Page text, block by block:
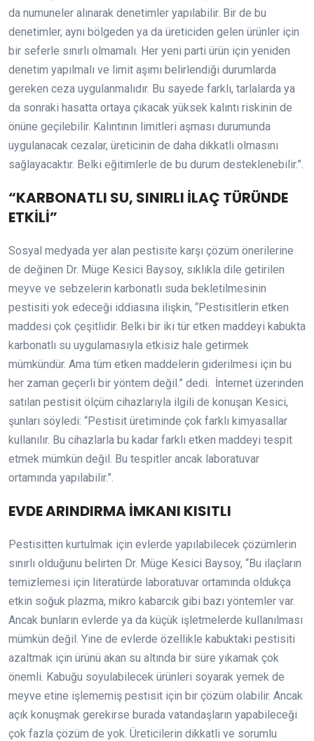
da numuneler alınarak denetimler yapılabilir. Bir de bu
denetimler, aynı bölgeden ya da üreticiden gelen ürünler için
bir seferle sınırlı olmamalı. Her yeni parti ürün için yeniden
denetim yapılmalı ve limit aşımı belirlendiği durumlarda
gereken ceza uygulanmalıdır. Bu sayede farklı, tarlalarda ya
da sonraki hasatta ortaya çıkacak yüksek kalıntı riskinin de
önüne geçilebilir. Kalıntının limitleri aşması durumunda
uygulanacak cezalar, üreticinin de daha dikkatli olmasını
sağlayacaktır. Belki eğitimlerle de bu durum desteklenebilir.”.
“KARBONATLI SU, SINIRLI İLAÇ TÜRÜNDE
ETKİLİ”
Sosyal medyada yer alan pestisite karşı çözüm önerilerine
de değinen Dr. Müge Kesici Baysoy, sıklıkla dile getirilen
meyve ve sebzelerin karbonatlı suda bekletilmesinin
pestisiti yok edeceği iddiasına ilişkin, “Pestisitlerin etken
maddesi çok çeşitlidir. Belki bir iki tür etken maddeyi kabukta
karbonatlı su uygulamasıyla etkisiz hale getirmek
mümkündür. Ama tüm etken maddelerin giderilmesi için bu
her zaman geçerli bir yöntem değil.” dedi. İnternet üzerinden
satılan pestisit ölçüm cihazlarıyla ilgili de konuşan Kesici,
şunları söyledi: “Pestisit üretiminde çok farklı kimyasallar
kullanılır. Bu cihazlarla bu kadar farklı etken maddeyi tespit
etmek mümkün değil. Bu tespitler ancak laboratuvar
ortamında yapılabilir.”.
EVDE ARINDIRMA İMKANI KISITLI
Pestisitten kurtulmak için evlerde yapılabilecek çözümlerin
sınırlı olduğunu belirten Dr. Müge Kesici Baysoy, “Bu ilaçların
temizlemesi için literatürde laboratuvar ortamında oldukça
etkin soğuk plazma, mikro kabarcık gibi bazı yöntemler var.
Ancak bunların evlerde ya da küçük işletmelerde kullanılması
mümkün değil. Yine de evlerde özellikle kabuktaki pestisiti
azaltmak için ürünü akan su altında bir süre yıkamak çok
önemli. Kabuğu soyulabilecek ürünleri soyarak yemek de
meyve etine işlememiş pestisit için bir çözüm olabilir. Ancak
açık konuşmak gerekirse burada vatandaşların yapabileceği
çok fazla çözüm de yok. Üreticilerin dikkatli ve sorumlu